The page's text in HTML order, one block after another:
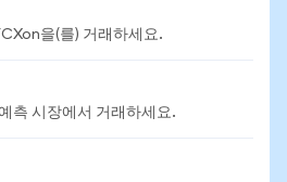
을(를) 거래하세요.
측 시장에서 거래하세요.